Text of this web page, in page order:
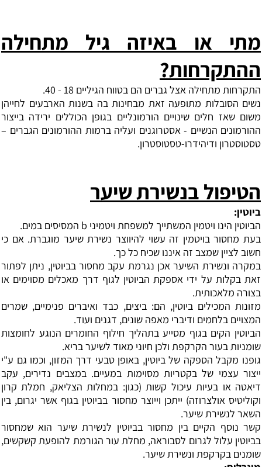
מתי או באיזה גיל מתחילה
ההתקרחות?
התקרחות מתחילה אצל גברים הם בטווח הגיליים 18 - 40.
נשים הסובלות מתופעה זאת מבחינות בה בשנות הארבעים לחייהן
משום שאז חלים שינויים הורמונליים בגופן הכוללים ירידה בייצור
ההורמונים הנשיים - אסטרוגנים ועליה ברמות ההורמונים הגברים –
טסטוסטרון ודיהידרו-טסטוסטרון.
הטיפול בנשירת שיער
ביוטין:
הביוטין הינו ויטמין המשתייך למשפחת ויטמיני b המסיסים במים.
בעת מחסור בויטמין זה עשוי להיווצר נשירת שיער מוגברת. אם כי
חשוב לציין שמצב זה איננו שכיח כל כך.
במקרה ונשירת השיער אכן נגרמת עקב מחסור בביוטין, ניתן לפתור
זאת בקלות על ידי אספקת הביוטין לגוף דרך מאכלים מסוימים או
בצורה מלאכותית.
מזונות המכילים ביוטין, הם: ביצים, כבד ואיברים פנימיים, שמרים
המצויים בלחמים ודיברי מאפה שונים, דגנים ועוד.
הביוטין הקים בגוף מסייע בתהליך חילוף החומרים הנוגע לחומצות
שומניות בעור הקרקפת ולכן חיוני מאוד לשיער בריא.
גופנו מקבל הספקה של ביוטין, באופן טבעי דרך המזון, וכמו גם ע"י
ייצור עצמי של בקטריות מסוימות במעיים. במצבים נדירים, עקב
דיאטה או בעיות עיכול קשות (כגון: במחלות הצליאק, חמלת קרון
וקוליטיס אולצרוזה) ייתכן וייוצר מחסור בביוטין בגוף אשר יגרום, בין
השאר לנשירת שיער.
קשר נוסף הקיים בין מחסור בביוטין לנשירת שיער הוא שמחסור
בביוטין עלול לגרום לסבוראה, מחלת עור הגורמת להופעת קשקשים,
שומנים בקרקפת ונשירת שיער.